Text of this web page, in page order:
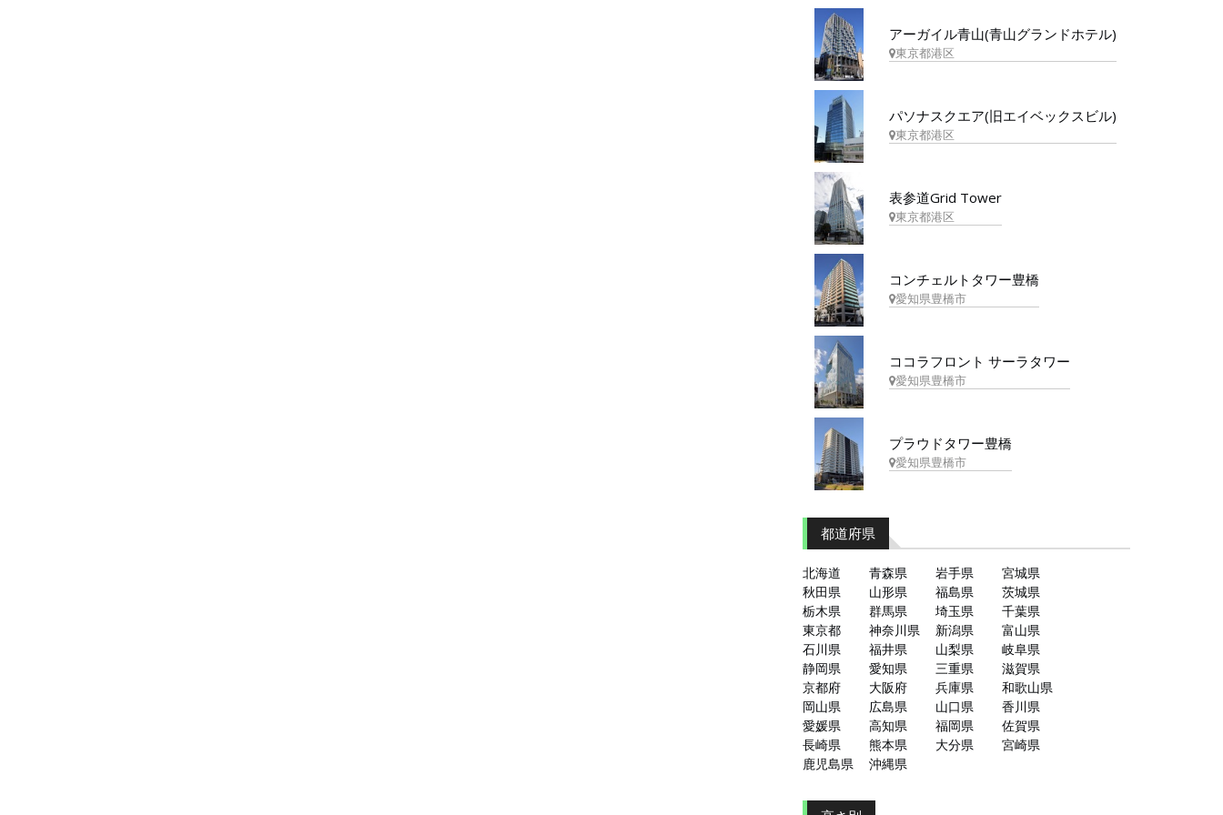
アーガイル青山(青山グランドホテル)
東京都港区
パソナスクエア(旧エイベックスビル)
東京都港区
表参道Grid Tower
東京都港区
コンチェルトタワー豊橋
愛知県豊橋市
ココラフロント サーラタワー
愛知県豊橋市
プラウドタワー豊橋
愛知県豊橋市
都道府県
北海道 青森県 岩手県
宮城県
秋田県
山形県 福島県
茨城県
栃木県
群馬県 埼玉県
千葉県
東京都
神奈川県 新潟県
富山県
石川県
福井県 山梨県
岐阜県
静岡県
愛知県 三重県
滋賀県
京都府
大阪府 兵庫県
和歌山県
岡山県
広島県 山口県
香川県
愛媛県
高知県 福岡県
佐賀県
長崎県
熊本県 大分県
宮崎県
鹿児島県
沖縄県